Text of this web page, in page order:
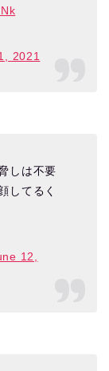
2021
しは不要
してるく
12,